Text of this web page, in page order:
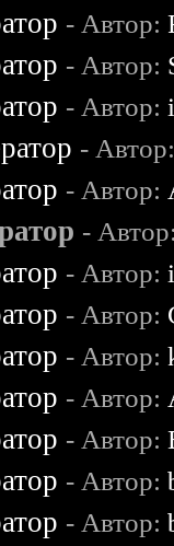
- Автор:
- Автор:
- Автор:
-
- Автор:
-
- Автор:
- Автор:
- Автор:
- Автор:
- Автор:
- Автор:
- Автор: